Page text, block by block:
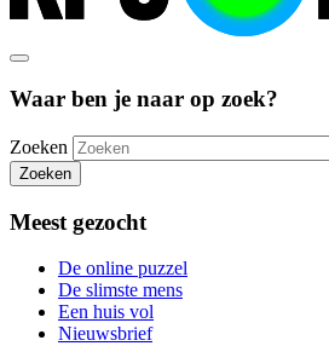
Waar ben je naar op zoek?
Zoeken
Zoeken
Meest gezocht
De online puzzel
De slimste mens
Een huis vol
Nieuwsbrief